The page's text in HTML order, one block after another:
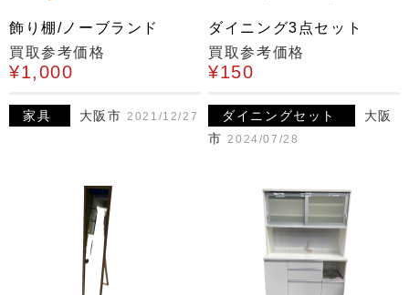
飾り棚/ノーブランド
買取参考価格
¥1,000
家具 大阪市 2021/12/27
ダイニング3点セット
買取参考価格
¥150
ダイニングセット
大阪
市 2024/07/28